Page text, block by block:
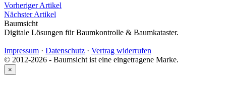
Vorheriger Artikel
Nächster Artikel
Baumsicht
Digitale Lösungen für Baumkontrolle & Baumkataster.
Impressum · Datenschutz · Vertrag widerrufen
© 2012-2026 - Baumsicht ist eine eingetragene Marke.
×